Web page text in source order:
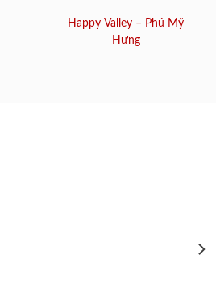
Happy Valley – Phú Mỹ
Hưng